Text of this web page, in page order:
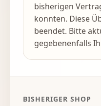
bisherigen
konnten. Diese
beendet. Bitte
gegebenenfalls
BISHERIGER SHOP